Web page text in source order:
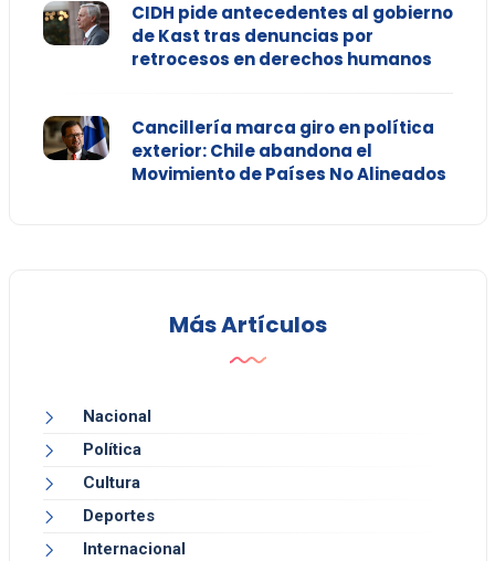
CIDH pide antecedentes al gobierno
de Kast tras denuncias por
retrocesos en derechos humanos
Cancillería marca giro en política
exterior: Chile abandona el
Movimiento de Países No Alineados
Más Artículos
Nacional
Política
Cultura
Deportes
Internacional